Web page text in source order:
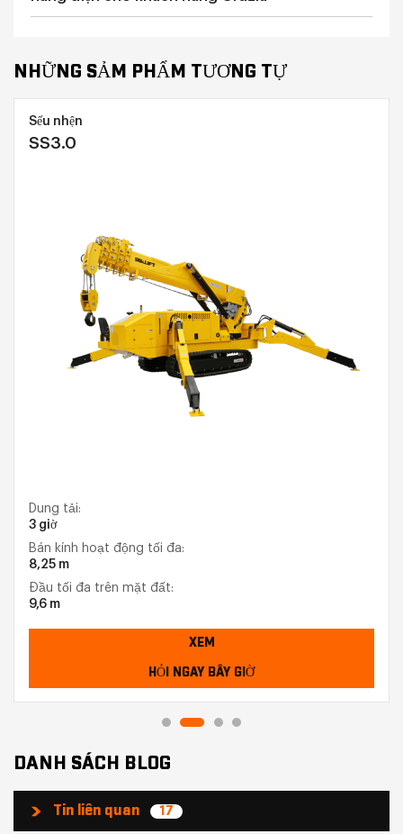
NHỮNG SẢM PHẨM TƯƠNG TỰ
Sếu nhện
SS3.0
Dung tải:
3 giờ
Bán kính hoạt động tối đa:
8,25 m
Đầu tối đa trên mặt đất:
9,6 m
XEM
HỎI NGAY BÂY GIỜ
DANH SÁCH BLOG
Tin liên quan 17